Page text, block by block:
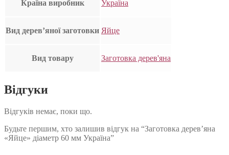
Країна виробник Україна
Вид дерев’яної заготовки Яйце
Вид товару Заготовка дерев'яна
Відгуки
Відгуків немає, поки що.
Будьте першим, хто залишив відгук на “Заготовка дерев’яна
«Яйце» діаметр 60 мм Україна”